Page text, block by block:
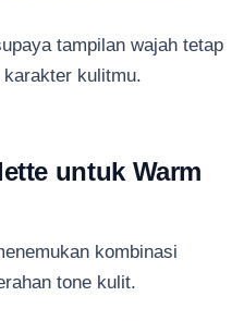
tampilan wajah tetap
karakter kulitmu.
untuk Warm
kombinasi
tone kulit.